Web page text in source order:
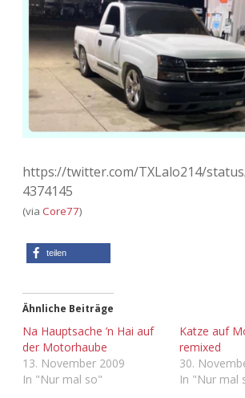
https://twitter.com/TXLalo214/
4374145
(via Core77)
teilen
Ähnliche Beiträge
Na Hauptsache ’n Hai auf
der Motorhaube
13. November 2009
In "Nur mal so"
Katze auf
remixed
30.
In "Nur mal